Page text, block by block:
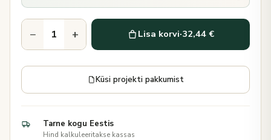
− + Lisa korvi·32,44 €
Küsi projekti pakkumist
Tarne kogu Eestis
Hind kalkuleeritakse kassas